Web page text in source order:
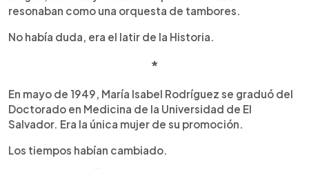
resonaban como una orquesta de tambores.
No había duda, era el latir de la Historia.
*
En mayo de 1949, María Isabel Rodríguez se graduó del
Doctorado en Medicina de la Universidad de El
Salvador. Era la única mujer de su promoción.
Los tiempos habían cambiado.